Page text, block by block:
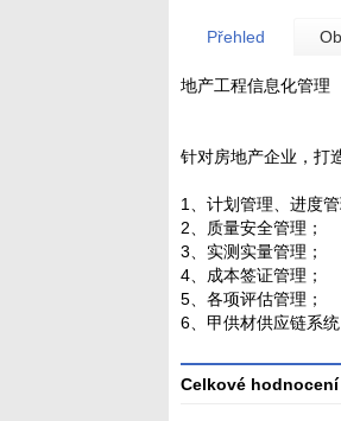
Přehled
地产工程信息化管理
针对房地产企业，打
1、计划管理、进度管
2、质量安全管理；
3、实测实量管理；
4、成本签证管理；
5、各项评估管理；
6、甲供材供应链系统
Celkové hodnocení